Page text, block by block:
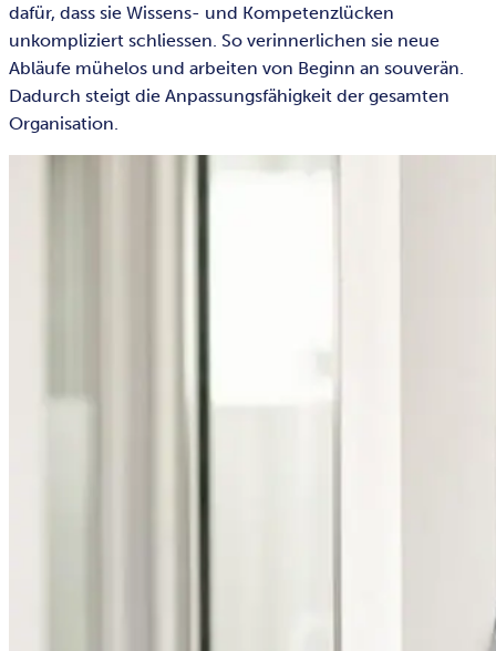
dafür, dass sie Wissens- und Kompetenzlücken
unkompliziert schliessen. So verinnerlichen sie neue
Abläufe mühelos und arbeiten von Beginn an souverän.
Dadurch steigt die Anpassungsfähigkeit der gesamten
Organisation.